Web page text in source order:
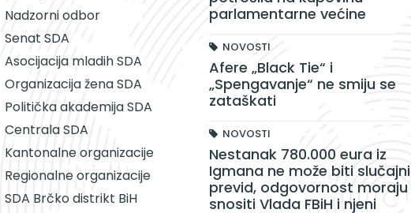
Nadzorni odbor
Senat SDA
Asocijacija mladih SDA
Organizacija žena SDA
Politička akademija SDA
Centrala SDA
Kantonalne organizacije
Regionalne organizacije
SDA Brčko distrikt BiH
parlamentarne većine
NOVOSTI
Afere „Black Tie“ i
„Spengavanje“ ne smiju se
zataškati
NOVOSTI
Nestanak 780.000 eura iz
Igmana ne može biti slučajni
previd, odgovornost moraju
snositi Vlada FBiH i njeni